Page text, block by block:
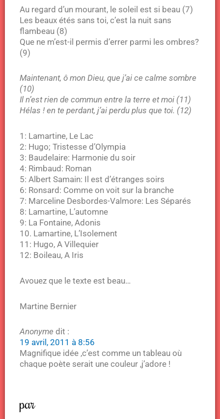
Au regard d’un mourant, le soleil est si beau (7)
Les beaux étés sans toi, c’est la nuit sans
flambeau (8)
Que ne m’est-il permis d’errer parmi les ombres?
(9)
Maintenant, ô mon Dieu, que j’ai ce calme sombre
(10)
Il n’est rien de commun entre la terre et moi (11)
Hélas ! en te perdant, j’ai perdu plus que toi. (12)
1: Lamartine, Le Lac
2: Hugo; Tristesse d’Olympia
3: Baudelaire: Harmonie du soir
4: Rimbaud: Roman
5: Albert Samain: Il est d’étranges soirs
6: Ronsard: Comme on voit sur la branche
7: Marceline Desbordes-Valmore: Les Séparés
8: Lamartine, L’automne
9: La Fontaine, Adonis
10. Lamartine, L’Isolement
11: Hugo, A Villequier
12: Boileau, A Iris
Avouez que le texte est beau…
Martine Bernier
Anonyme dit :
19 avril, 2011 à 8:56
Magnifique idée ,c’est comme un tableau où
chaque poète serait une couleur ,j’adore !
par